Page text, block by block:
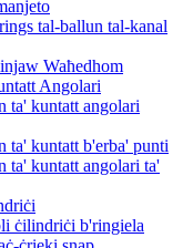
tal-ballun tal-kanal
Waħedhom
Angolari
ta' kuntatt angolari
ta' kuntatt b'erba' punti
ta' kuntatt angolari ta'
ċilindriċi b'ringiela